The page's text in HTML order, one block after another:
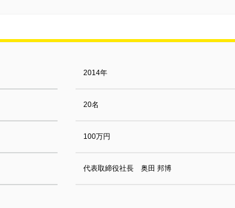
2014年
20名
100万円
代表取締役社長 奥田 邦博